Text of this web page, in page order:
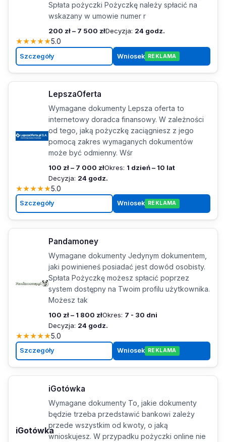
Spłata pożyczki Pożyczkę należy spłacić na
wskazany w umowie numer r
200 zł – 7 500 złDecyzja: 24 godz.
★★★★★5.0
Szczegóły Wniosek REKLAMA
LepszaOferta
Wymagane dokumenty Lepsza oferta to
internetowy doradca finansowy. W zależności
od tego, jaką pożyczkę zaciągniesz z jego
pomocą zakres wymaganych dokumentów
może być odmienny. Wśr
100 zł – 7 000 złOkres: 1 dzień – 10 lat
Decyzja: 24 godz.
★★★★★5.0
Szczegóły Wniosek REKLAMA
Pandamoney
Wymagane dokumenty Jedynym dokumentem,
jaki powinieneś posiadać jest dowód osobisty.
Spłata Pożyczkę możesz spłacić poprzez
system dostępny na Twoim profilu użytkownika.
Możesz tak
100 zł – 1 800 złOkres: 7 - 30 dni
Decyzja: 24 godz.
★★★★★5.0
Szczegóły Wniosek REKLAMA
iGotówka
iGotówka
Wymagane dokumenty To, jakie dokumenty
będzie trzeba przedstawić bankowi zależy
przede wszystkim od kwoty, o jaką
wnioskujesz. W przypadku pożyczki online nie